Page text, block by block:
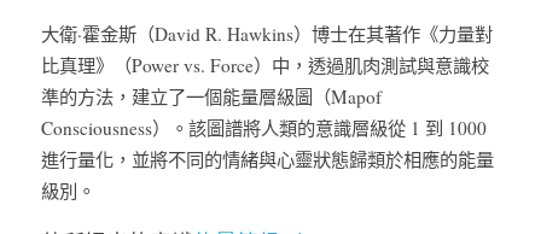
大衛·霍金斯（David R. Hawkins）博士在其著作《力量對
比真理》（Power vs. Force）中，透過肌肉測試與意識校
準的方法，建立了一個能量層級圖（Mapof
Consciousness）。該圖譜將人類的意識層級從 1 到 1000
進行量化，並將不同的情緒與心靈狀態歸類於相應的能量
級別。